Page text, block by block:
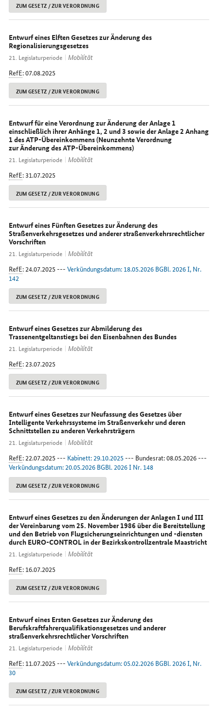
ZUM GESETZ / ZUR VERORDNUNG
Entwurf eines Elften Gesetzes zur Änderung des
Regionalisierungsgesetzes
21. Legislaturperiode
Mobilität
RefE: 07.08.2025
ZUM GESETZ / ZUR VERORDNUNG
Entwurf für eine Verordnung zur Änderung der Anlage 1
einschließlich ihrer Anhänge 1, 2 und 3 sowie der Anlage 2 Anhang
1 des ATP-Übereinkommens (Neunzehnte Verordnung
zur Änderung des ATP-Übereinkommens)
21. Legislaturperiode
Mobilität
RefE: 31.07.2025
ZUM GESETZ / ZUR VERORDNUNG
Entwurf eines Fünften Gesetzes zur Änderung des
Straßenverkehrsgesetzes und anderer straßenverkehrsrechtlicher
Vorschriften
21. Legislaturperiode
Mobilität
RefE: 24.07.2025 --- Verkündungsdatum: 18.05.2026 BGBl. 2026 I, Nr.
142
ZUM GESETZ / ZUR VERORDNUNG
Entwurf eines Gesetzes zur Abmilderung des
Trassenentgeltanstiegs bei den Eisenbahnen des Bundes
21. Legislaturperiode
Mobilität
RefE: 23.07.2025
ZUM GESETZ / ZUR VERORDNUNG
Entwurf eines Gesetzes zur Neufassung des Gesetzes über
Intelligente Verkehrssysteme im Straßenverkehr und deren
Schnittstellen zu anderen Verkehrsträgern
21. Legislaturperiode
Mobilität
RefE: 22.07.2025 --- Kabinett: 29.10.2025 --- Bundesrat: 08.05.2026 ---
Verkündungsdatum: 20.05.2026 BGBl. 2026 I Nr. 148
ZUM GESETZ / ZUR VERORDNUNG
Entwurf eines Gesetzes zu den Änderungen der Anlagen I und III
der Vereinbarung vom 25. November 1986 über die Bereitstellung
und den Betrieb von Flugsicherungseinrichtungen und -diensten
durch EURO-CONTROL in der Bezirkskontrollzentrale Maastricht
21. Legislaturperiode
Mobilität
RefE: 16.07.2025
ZUM GESETZ / ZUR VERORDNUNG
Entwurf eines Ersten Gesetzes zur Änderung des
Berufskraftfahrerqualifikationsgesetzes und anderer
straßenverkehrsrechtlicher Vorschriften
21. Legislaturperiode
Mobilität
RefE: 11.07.2025 --- Verkündungsdatum: 05.02.2026 BGBl. 2026 I, Nr.
30
ZUM GESETZ / ZUR VERORDNUNG